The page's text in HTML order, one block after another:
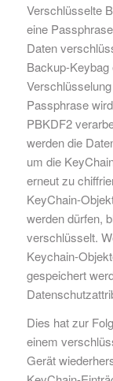
Verschlüsselte
eine
Daten
Backup-
Passphrase
PBKDF2
werden die
um die
erneut zu
KeyChain-
werden dürfen,
verschlüsselt.
Keychain-
gespeichert
Dies hat zur
einem
Gerät